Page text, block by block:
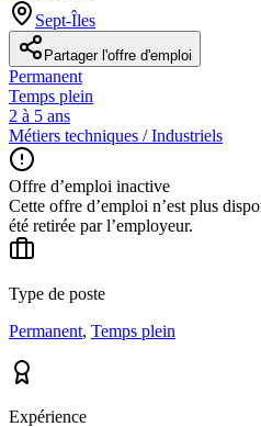
Sept-Îles
Partager l'offre d'emploi
Permanent
Temps plein
2 à 5 ans
Métiers techniques / Industriels
Offre d’emploi inactive
Cette offre d’emploi n’est plus
été retirée par l’employeur.
Type de poste
Permanent, Temps plein
Expérience